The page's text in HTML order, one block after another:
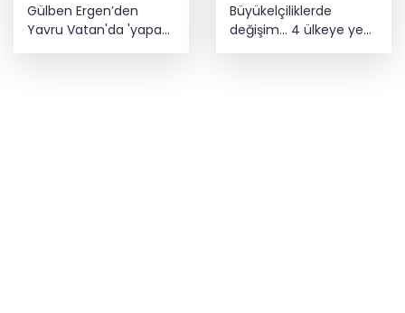
Gülben Ergen’den
Yavru Vatan'da 'yapay
Büyükelçiliklerde
değişim... 4 ülkeye yeni